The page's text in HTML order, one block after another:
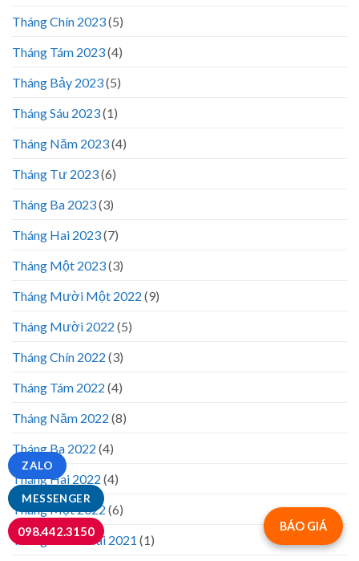
Tháng Chín 2023(5)
Tháng Tám 2023(4)
Tháng Bảy 2023(5)
Tháng Sáu 2023(1)
Tháng Năm 2023(4)
Tháng Tư 2023(6)
Tháng Ba 2023(3)
Tháng Hai 2023(7)
Tháng Một 2023(3)
Tháng Mười Một 2022 (9)
Tháng Mười 2022 (5)
Tháng Chín 2022 (3)
Tháng Tám 2022 (4)
Tháng Năm 2022 (8)
Tháng Ba 2022 (4)
Tháng Hai 2022 (4)
Tháng Một 2022 (6)
Tháng Mười Hai 2021 (1)
BÁO GIÁ
MESSENGER
ZALO
098.442.3150